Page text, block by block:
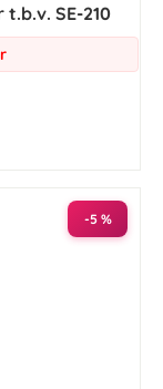
SE-210
-5 %